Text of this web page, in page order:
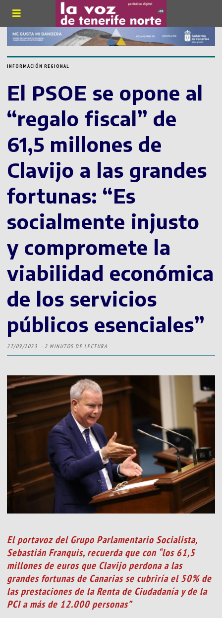
INFORMACIÓN REGIONAL
El PSOE se opone al
“regalo fiscal” de
61,5 millones de
Clavijo a las grandes
fortunas: “Es
socialmente injusto
y compromete la
viabilidad económica
de los servicios
públicos esenciales”
27/09/2023 2 MINUTOS DE LECTURA
El portavoz del Grupo Parlamentario Socialista,
Sebastián Franquis, recuerda que con “los 61,5
millones de euros que Clavijo perdona a las
grandes fortunas de Canarias se cubriría el 50% de
las prestaciones de la Renta de Ciudadanía y de la
PCI a más de 12.000 personas”